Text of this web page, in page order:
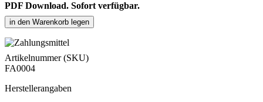
PDF Download. Sofort verfügbar.
Artikelnummer (SKU)
FA0004
Herstellerangaben